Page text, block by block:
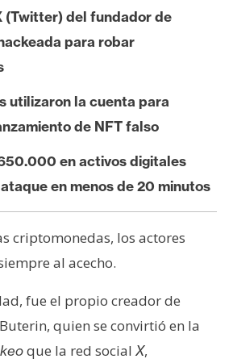
(Twitter) del fundador de
para robar
utilizaron la cuenta para
de NFT falso
en activos digitales
en menos de 20 minutos
criptomonedas, los actores
al acecho.
fue el propio creador de
quien se convirtió en la
que la red social X,